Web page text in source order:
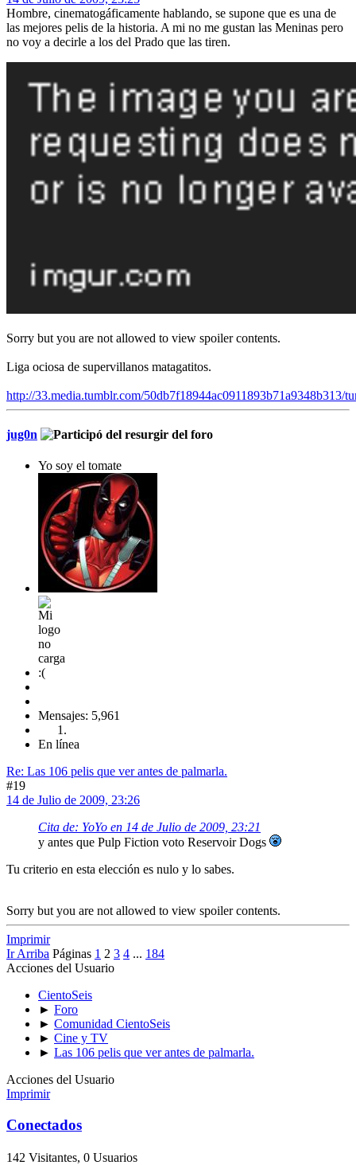
Hombre, cinematogáficamente hablando, se supone que es una de
las mejores pelis de la historia. A mi no me gustan las Meninas pero
no voy a decirle a los del Prado que las tiren.
Sorry but you are not allowed to view spoiler contents.
Liga ociosa de supervillanos matagatitos.
http://33.media.tumblr.com/
jug0n
Yo soy el tomate
Mensajes: 5,961
En línea
Re: Las 106 pelis que ver antes de palmarla.
#19
14 de Julio de 2009, 23:26
Cita de: YoYo en 14 de Julio de 2009, 23:21
y antes que Pulp Fiction voto Reservoir Dogs
Tu criterio en esta elección es nulo y lo sabes.
Sorry but you are not allowed to view spoiler contents.
Imprimir
Ir Arriba Páginas 1 2 3 4 ... 184
Acciones del Usuario
CientoSeis
► Foro
► Comunidad CientoSeis
► Cine y TV
► Las 106 pelis que ver antes de palmarla.
Acciones del Usuario
Imprimir
Conectados
142 Visitantes, 0 Usuarios